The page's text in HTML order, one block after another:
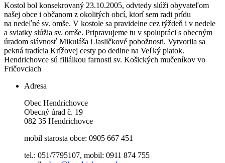
Kostol bol konsekrovaný 23.10.2005, odvtedy slúži obyvateľom
našej obce i občanom z okolitých obcí, ktorí sem radi prídu
na nedeľné sv. omše. V kostole sa pravidelne cez týždeň i v nedele
a sviatky slúžia sv. omše. Pripravujeme tu v spolupráci s obecným
úradom slávnosť Mikuláša i Jasličkové pobožnosti. Vytvorila sa
pekná tradícia Krížovej cesty po dedine na Veľký piatok.
Hendrichovce sú filiálkou farnosti sv. Košických mučeníkov vo
Fričovciach
Adresa
Obec Hendrichovce
Obecný úrad č. 19
082 35 Hendrichovce
mobil starosta obce: 0905 667 451
tel.: 051/7795107, mobil: 0911 874 755